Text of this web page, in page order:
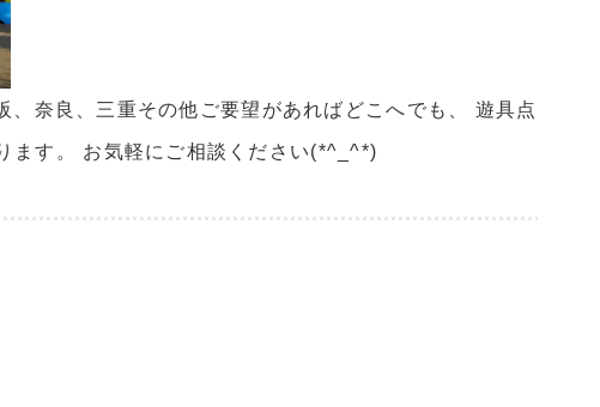
奈良、三重その他ご要望があればどこへでも、 遊具点
ます。 お気軽にご相談ください(*^_^*)